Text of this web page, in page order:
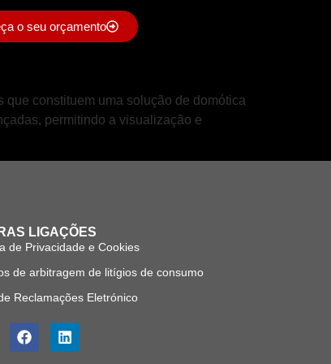
o seu orçamento
constituem uma solução de domótica
permitindo a visualização e
LIGAÇÕES
de Privacidade e Cookies
de arbitragem de litígios de consumo
Reclamações Eletrónico